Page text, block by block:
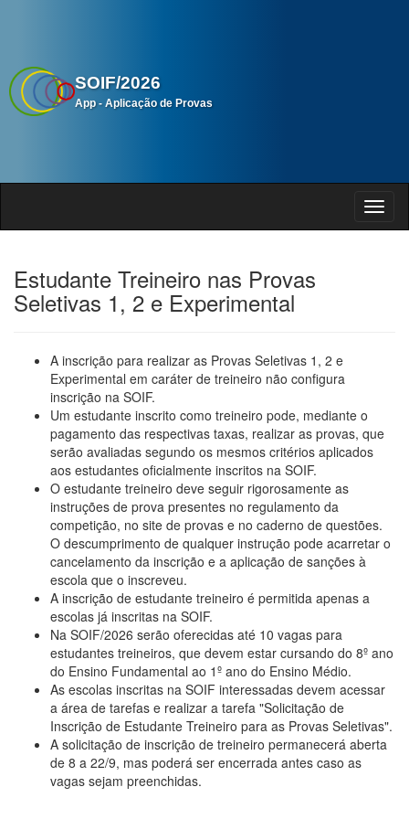
SOIF/2026
App - Aplicação de Provas
Estudante Treineiro nas Provas
Seletivas 1, 2 e Experimental
A inscrição para realizar as Provas Seletivas 1, 2 e
Experimental em caráter de treineiro não configura
inscrição na SOIF.
Um estudante inscrito como treineiro pode, mediante o
pagamento das respectivas taxas, realizar as provas, que
serão avaliadas segundo os mesmos critérios aplicados
aos estudantes oficialmente inscritos na SOIF.
O estudante treineiro deve seguir rigorosamente as
instruções de prova presentes no regulamento da
competição, no site de provas e no caderno de questões.
O descumprimento de qualquer instrução pode acarretar o
cancelamento da inscrição e a aplicação de sanções à
escola que o inscreveu.
A inscrição de estudante treineiro é permitida apenas a
escolas já inscritas na SOIF.
Na SOIF/2026 serão oferecidas até 10 vagas para
estudantes treineiros, que devem estar cursando do 8º ano
do Ensino Fundamental ao 1º ano do Ensino Médio.
As escolas inscritas na SOIF interessadas devem acessar
a área de tarefas e realizar a tarefa "Solicitação de
Inscrição de Estudante Treineiro para as Provas Seletivas".
A solicitação de inscrição de treineiro permanecerá aberta
de 8 a 22/9, mas poderá ser encerrada antes caso as
vagas sejam preenchidas.